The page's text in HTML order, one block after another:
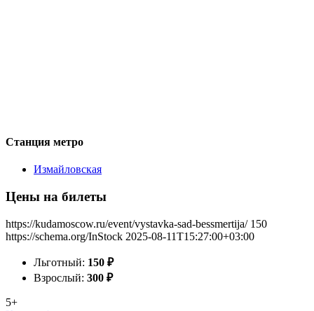
Станция метро
Измайловская
Цены на билеты
https://kudamoscow.ru/event/vystavka-sad-bessmertija/ 150
https://schema.org/InStock 2025-08-11T15:27:00+03:00
Льготный: 150 ₽
Взрослый: 300 ₽
5+